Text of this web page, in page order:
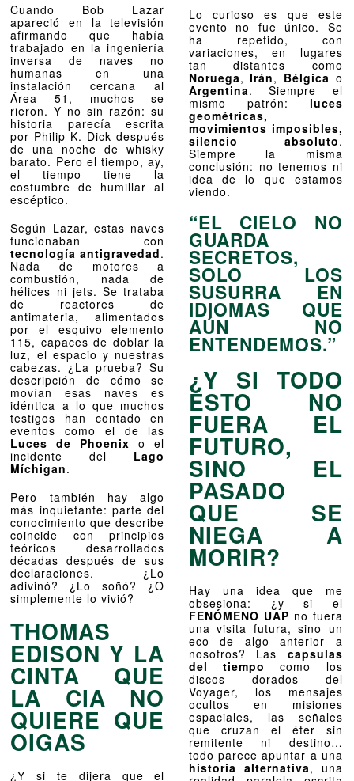
Cuando Bob Lazar
apareció en la televisión
afirmando que había
trabajado en la ingeniería
inversa de naves no
humanas en una
instalación cercana al
Área 51, muchos se
rieron. Y no sin razón: su
historia parecía escrita
por Philip K. Dick después
de una noche de whisky
barato. Pero el tiempo, ay,
el tiempo tiene la
costumbre de humillar al
escéptico.
Según Lazar, estas naves
funcionaban con
tecnología antigravedad.
Nada de motores a
combustión, nada de
hélices ni jets. Se trataba
de reactores de
antimateria, alimentados
por el esquivo elemento
115, capaces de doblar la
luz, el espacio y nuestras
cabezas. ¿La prueba? Su
descripción de cómo se
movían esas naves es
idéntica a lo que muchos
testigos han contado en
eventos como el de las
Luces de Phoenix o el
incidente del Lago
Míchigan.
Pero también hay algo
más inquietante: parte del
conocimiento que describe
coincide con principios
teóricos desarrollados
décadas después de sus
declaraciones. ¿Lo
adivinó? ¿Lo soñó? ¿O
simplemente lo vivió?
THOMAS
EDISON Y LA
CINTA QUE
LA CIA NO
QUIERE QUE
OIGAS
¿Y si te dijera que el
Lo curioso es que este
evento no fue único. Se
ha repetido, con
variaciones, en lugares
tan distantes como
Noruega, Irán, Bélgica o
Argentina. Siempre el
mismo patrón: luces
geométricas,
movimientos imposibles,
silencio absoluto.
Siempre la misma
conclusión: no tenemos ni
idea de lo que estamos
viendo.
“EL CIELO NO
GUARDA
SECRETOS,
SOLO LOS
SUSURRA EN
IDIOMAS QUE
AÚN NO
ENTENDEMOS.”
¿Y SI TODO
ESTO NO
FUERA EL
FUTURO,
SINO EL
PASADO
QUE SE
NIEGA A
MORIR?
Hay una idea que me
obsesiona: ¿y si el
FENÓMENO UAP no fuera
una visita futura, sino un
eco de algo anterior a
nosotros? Las capsulas
del tiempo como los
discos dorados del
Voyager, los mensajes
ocultos en misiones
espaciales, las señales
que cruzan el éter sin
remitente ni destino…
todo parece apuntar a una
historia alternativa, una